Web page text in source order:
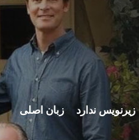
زیرنویس ندارد زبان اصلی